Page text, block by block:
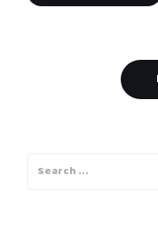
navigation
for: